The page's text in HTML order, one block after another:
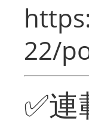
22/
✅